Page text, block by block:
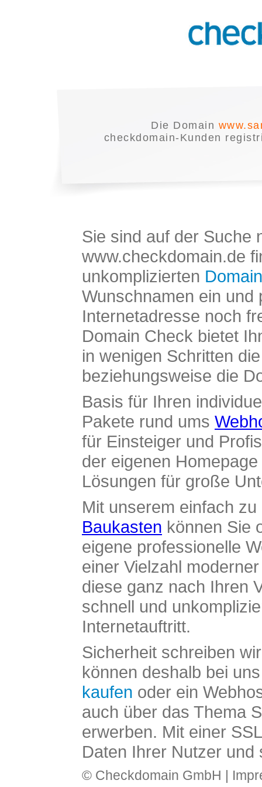
Die Domain
checkdomain-Kunden
Sie sind auf der Suche
www.checkdomain.de
unkomplizierten
Wunschnamen ein und
Internetadresse noch
Domain Check bietet
in wenigen Schritten
beziehungsweise die
Basis für Ihren
Pakete rund ums
für Einsteiger und
der eigenen
Lösungen für große
Mit unserem einfach
Baukasten können Sie
eigene professionelle
einer Vielzahl
diese ganz nach Ihren
schnell und
Internetauftritt.
Sicherheit schreiben
können deshalb bei
kaufen oder ein
auch über das Thema
erwerben. Mit einer
Daten Ihrer Nutzer und
© Checkdomain GmbH |